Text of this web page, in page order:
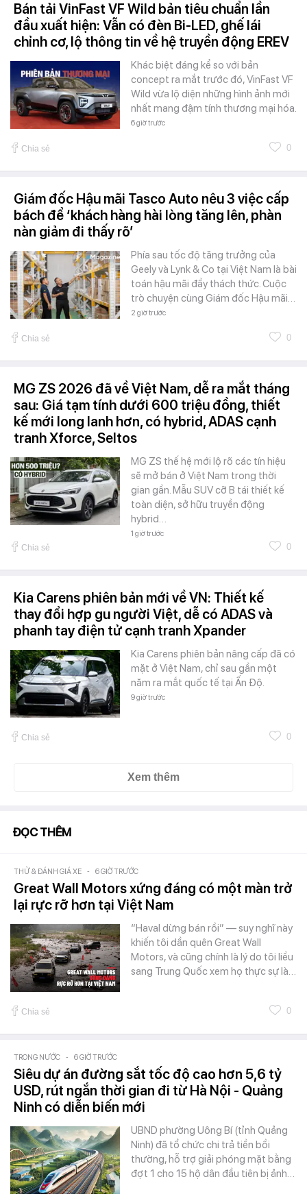
Bán tải VinFast VF Wild bản tiêu chuẩn lần
đầu xuất hiện: Vẫn có đèn Bi-LED, ghế lái
chỉnh cơ, lộ thông tin về hệ truyền động EREV
Khác biệt đáng kể so với bản
concept ra mắt trước đó, VinFast VF
Wild vừa lộ diện những hình ảnh mới
nhất mang đậm tính thương mại hóa.
6 giờ trước
Chia sẻ 0
Giám đốc Hậu mãi Tasco Auto nêu 3 việc cấp
bách để ‘khách hàng hài lòng tăng lên, phàn
nàn giảm đi thấy rõ’
Phía sau tốc độ tăng trưởng của
Geely và Lynk & Co tại Việt Nam là bài
toán hậu mãi đầy thách thức. Cuộc
trò chuyện cùng Giám đốc Hậu mãi…
2 giờ trước
Chia sẻ 0
MG ZS 2026 đã về Việt Nam, dễ ra mắt tháng
sau: Giá tạm tính dưới 600 triệu đồng, thiết
kế mới long lanh hơn, có hybrid, ADAS cạnh
tranh Xforce, Seltos
MG ZS thế hệ mới lộ rõ các tín hiệu
sẽ mở bán ở Việt Nam trong thời
gian gần. Mẫu SUV cỡ B tái thiết kế
toàn diện, sở hữu truyền động
hybrid…
1 giờ trước
Chia sẻ 0
Kia Carens phiên bản mới về VN: Thiết kế
thay đổi hợp gu người Việt, dễ có ADAS và
phanh tay điện tử cạnh tranh Xpander
Kia Carens phiên bản nâng cấp đã có
mặt ở Việt Nam, chỉ sau gần một
năm ra mắt quốc tế tại Ấn Độ.
9 giờ trước
Chia sẻ 0
Xem thêm
ĐỌC THÊM
THỬ & ĐÁNH GIÁ XE - 6 GIỜ TRƯỚC
Great Wall Motors xứng đáng có một màn trở
lại rực rỡ hơn tại Việt Nam
“Haval dừng bán rồi” — suy nghĩ này
khiến tôi dần quên Great Wall
Motors, và cũng chính là lý do tôi liều
sang Trung Quốc xem họ thực sự là…
Chia sẻ 0
TRONG NƯỚC - 6 GIỜ TRƯỚC
Siêu dự án đường sắt tốc độ cao hơn 5,6 tỷ
USD, rút ngắn thời gian đi từ Hà Nội - Quảng
Ninh có diễn biến mới
UBND phường Uông Bí (tỉnh Quảng
Ninh) đã tổ chức chi trả tiền bồi
thường, hỗ trợ giải phóng mặt bằng
đợt 1 cho 15 hộ dân đầu tiên bị ảnh…